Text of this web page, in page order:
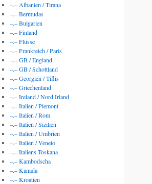
–.– Albanien / Tirana
–.– Bermudas
–.– Bulgarien
–.– Finland
–.– Flüsse
–.– Frankreich / Paris
–.– GB / England
–.– GB / Schottland
–.– Georgien / Tiflis
–.– Griechenland
–.– Ireland / Nord Irland
–.– Italien / Piemont
–.– Italien / Rom
–.– Italien / Sizilien
–.– Italien / Umbrien
–.– Italien / Veneto
–.– Italiens Toskana
–.– Kambodscha
–.– Kanada
–.– Kroatien